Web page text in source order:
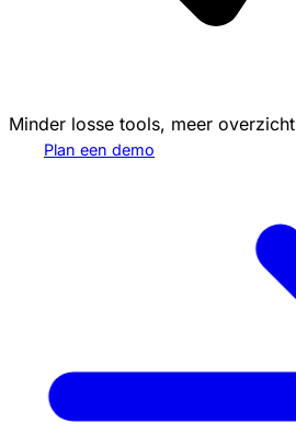
Minder losse tools, meer overzicht
Plan een demo